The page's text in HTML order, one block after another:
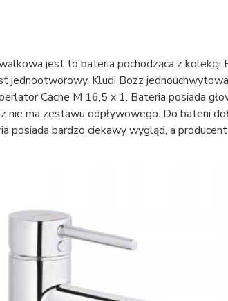
jest to bateria pochodząca z kolekcji
jednootworowy. Kludi Bozz
Cache M 16,5 x 1. Bateria posiada
nie ma zestawu odpływowego. Do baterii
posiada bardzo ciekawy wygląd, a